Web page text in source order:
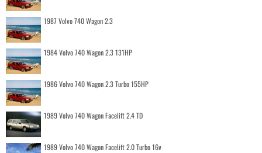
1987 Volvo 740 Wagon 2.3
1984 Volvo 740 Wagon 2.3 131HP
1986 Volvo 740 Wagon 2.3 Turbo 155HP
1989 Volvo 740 Wagon Facelift 2.4 TD
1989 Volvo 740 Wagon Facelift 2.0 Turbo 16v